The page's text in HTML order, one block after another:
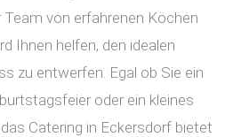
Team von erfahrenen Köchen
Ihnen helfen, den idealen
zu entwerfen. Egal ob Sie ein
oder ein kleines
Catering in Eckersdorf bietet